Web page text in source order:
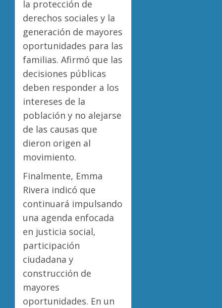
la protección de
derechos sociales y la
generación de mayores
oportunidades para las
familias. Afirmó que las
decisiones públicas
deben responder a los
intereses de la
población y no alejarse
de las causas que
dieron origen al
movimiento.
Finalmente, Emma
Rivera indicó que
continuará impulsando
una agenda enfocada
en justicia social,
participación
ciudadana y
construcción de
mayores
oportunidades. En un